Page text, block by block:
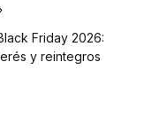
Friday 2026:
y reintegros